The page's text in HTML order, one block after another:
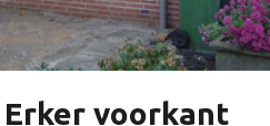
Erker voorkant